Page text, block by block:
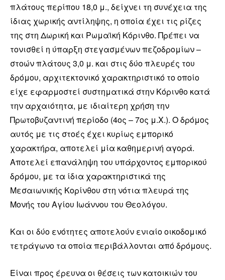
πλάτους περίπου 18,0 μ., δείχνει τη συνέχεια της
ίδιας χωρικής αντίληψης, η οποία έχει τις ρίζες
της στη Δωρική και Ρωμαϊκή Κόρινθο. Πρέπει να
τονισθεί η ύπαρξη στεγασμένων πεζοδρομίων –
στοών πλάτους 3,0 μ. και στις δύο πλευρές του
δρόμου, αρχιτεκτονικό χαρακτηριστικό το οποίο
είχε εφαρμοστεί συστηματικά στην Κόρινθο κατά
την αρχαιότητα, με ιδιαίτερη χρήση την
Πρωτοβυζαντινή περίοδο (4ος – 7ος μ.Χ.). Ο δρόμος
αυτός με τις στοές έχει κυρίως εμπορικό
χαρακτήρα, αποτελεί μία καθημερινή αγορά.
Αποτελεί επανάληψη του υπάρχοντος εμπορικού
δρόμου, με τα ίδια χαρακτηριστικά της
Μεσαιωνικής Κορίνθου στη νότια πλευρά της
Μονής του Αγίου Ιωάννου του Θεολόγου.
Και οι δύο ενότητες αποτελούν ενιαίο οικοδομικό
τετράγωνο τα οποία περιβάλλονται από δρόμους.
Είναι προς έρευνα οι θέσεις των κατοικιών του